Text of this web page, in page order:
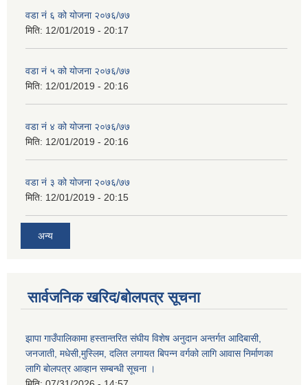
वडा नं ६ को योजना २०७६/७७
मिति: 12/01/2019 - 20:17
वडा नं ५ को योजना २०७६/७७
मिति: 12/01/2019 - 20:16
वडा नं ४ को योजना २०७६/७७
मिति: 12/01/2019 - 20:16
वडा नं ३ को योजना २०७६/७७
मिति: 12/01/2019 - 20:15
अन्य
सार्वजनिक खरिद/बोलपत्र सूचना
झापा गाउँपालिकामा हस्तान्तरित संघीय विशेष अनुदान अन्तर्गत आदिबासी,
जनजाती, मधेसी,मुस्लिम, दलित लगायत बिपन्न वर्गको लागि आवास निर्माणका
लागि बोलपत्र आव्हान सम्बन्धी सूचना ।